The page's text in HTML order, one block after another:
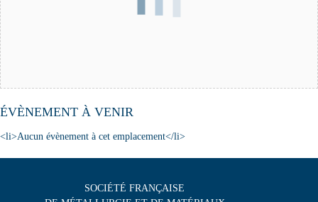
ÉVÈNEMENT À VENIR
<li>Aucun évènement à cet emplacement</li>
SOCIÉTÉ FRANÇAISE